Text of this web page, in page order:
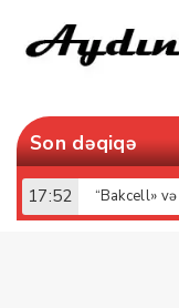
Son dəqiqə
17:52